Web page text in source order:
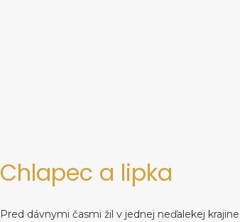
Chlapec a lipka
Pred dávnymi časmi žil v jednej neďalekej